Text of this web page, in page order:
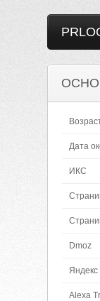
Дата
ИКС
Dmoz
Яндекс
Alexa